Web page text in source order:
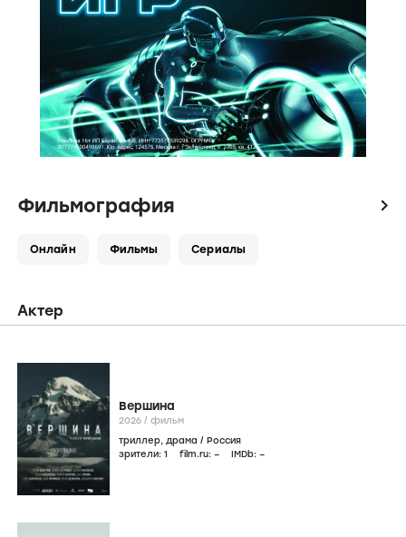
Фильмография icon
Онлайн Фильмы Сериалы
Актер
Вершина
2026 / фильм
триллер, драма / Россия
зрители: 1 film.ru: – IMDb: –